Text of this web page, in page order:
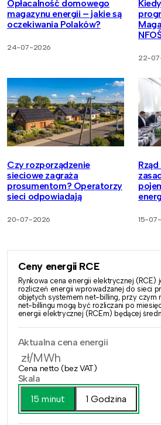
Opłacalność domowego
magazynu energii – jakie są
oczekiwania Polaków?
24-07-2026
22-
Czy rozporządzenie
sieciowe zagraża
prosumentom? Operatorzy
sieci odpowiadają
20-07-2026 15-
Ceny energii RCE
Rynkowa cena energii elektrycznej (RCE)
rozliczeń energii wprowadzanej do sieci
objętych systemem net-billing, przy czym
net-billingu mogą być rozliczani po
energii elektrycznej (RCEm) będącej
Aktualna cena energii
zł/MWh
Cena netto (bez VAT)
Skala
15 minut
1 Godzina